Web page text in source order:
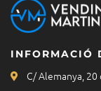
INFORMACIÓ
C/ Alemanya, 20